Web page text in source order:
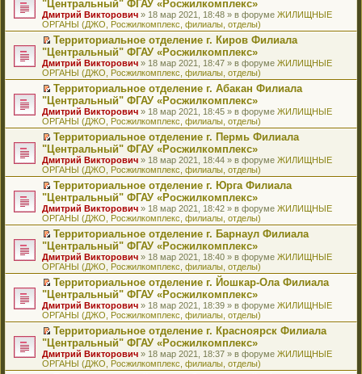
и
ю
щ
е
н
и
ю
у
с
о
о
б
щ
е
н
и
ю
н
н
о
м
с
о
о
б
щ
е
н
и
ю
и
т
а
н
н
о
м
у
с
о
о
б
щ
е
н
и
ю
е
п
р
о
ч
и
т
а
н
н
о
м
у
с
о
о
б
щ
е
н
и
ю
в
о
м
у
н
е
п
р
о
ч
и
т
а
н
н
о
м
у
с
о
о
б
щ
е
н
и
ю
и
к
п
е
р
в
о
м
у
н
е
п
р
о
ч
и
т
а
н
н
о
м
у
с
о
о
б
щ
е
н
и
ю
е
р
е
й
т
и
к
п
е
р
в
о
м
у
н
е
п
р
о
ч
и
т
а
н
н
о
м
у
с
о
о
б
щ
е
н
и
ю
"Центральный" ФГАУ «Росжилкомплекс»
Дмитрий Викторович » 18 мар 2021, 18:48 » в форуме ЖИЛИЩНЫЕ
ОРГАНЫ (ДЖО, Росжилкомплекс, филиалы, отделы)
П
е
р
е
й
т
и
к
п
е
р
в
о
м
у
н
е
п
р
о
ч
и
т
а
н
н
о
м
у
с
о
о
б
щ
Территориальное отделение г. Киров Филиала
"Центральный" ФГАУ «Росжилкомплекс»
Дмитрий Викторович » 18 мар 2021, 18:47 » в форуме ЖИЛИЩНЫЕ
ОРГАНЫ (ДЖО, Росжилкомплекс, филиалы, отделы)
П
е
р
е
й
т
и
к
п
е
р
в
о
м
у
н
е
п
р
о
ч
и
т
а
н
н
о
м
у
Территориальное отделение г. Абакан Филиала
"Центральный" ФГАУ «Росжилкомплекс»
Дмитрий Викторович » 18 мар 2021, 18:45 » в форуме ЖИЛИЩНЫЕ
ОРГАНЫ (ДЖО, Росжилкомплекс, филиалы, отделы)
П
е
р
е
й
т
и
к
п
е
р
в
о
м
у
н
е
п
р
о
ч
и
т
а
Территориальное отделение г. Пермь Филиала
"Центральный" ФГАУ «Росжилкомплекс»
Дмитрий Викторович » 18 мар 2021, 18:44 » в форуме ЖИЛИЩНЫЕ
ОРГАНЫ (ДЖО, Росжилкомплекс, филиалы, отделы)
П
е
р
е
й
т
и
к
п
е
р
в
о
м
у
н
е
п
р
Территориальное отделение г. Юрга Филиала
"Центральный" ФГАУ «Росжилкомплекс»
Дмитрий Викторович » 18 мар 2021, 18:42 » в форуме ЖИЛИЩНЫЕ
ОРГАНЫ (ДЖО, Росжилкомплекс, филиалы, отделы)
П
е
р
е
й
т
и
к
п
е
р
в
о
м
Территориальное отделение г. Барнаул Филиала
"Центральный" ФГАУ «Росжилкомплекс»
Дмитрий Викторович » 18 мар 2021, 18:40 » в форуме ЖИЛИЩНЫЕ
ОРГАНЫ (ДЖО, Росжилкомплекс, филиалы, отделы)
П
е
р
е
й
т
и
к
п
Территориальное отделение г. Йошкар-Ола Филиала
"Центральный" ФГАУ «Росжилкомплекс»
Дмитрий Викторович » 18 мар 2021, 18:39 » в форуме ЖИЛИЩНЫЕ
ОРГАНЫ (ДЖО, Росжилкомплекс, филиалы, отделы)
П
е
р
е
Территориальное отделение г. Красноярск Филиала
"Центральный" ФГАУ «Росжилкомплекс»
Дмитрий Викторович » 18 мар 2021, 18:37 » в форуме ЖИЛИЩНЫЕ
ОРГАНЫ (ДЖО, Росжилкомплекс, филиалы, отделы)